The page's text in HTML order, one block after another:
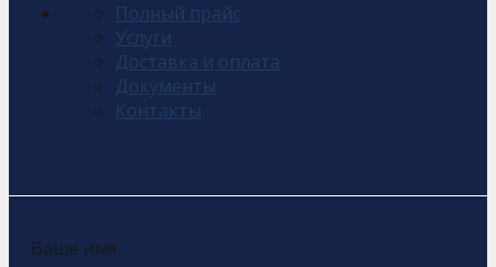
Полный прайс
Услуги
Доставка и оплата
Документы
Контакты
Ваше имя